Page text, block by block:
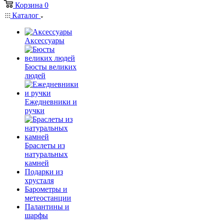
Корзина 0
Каталог
Аксессуары
Бюсты великих
людей
Ежедневники и
ручки
Браслеты из
натуральных
камней
Подарки из
хрусталя
Барометры и
метеостанции
Палантины и
шарфы